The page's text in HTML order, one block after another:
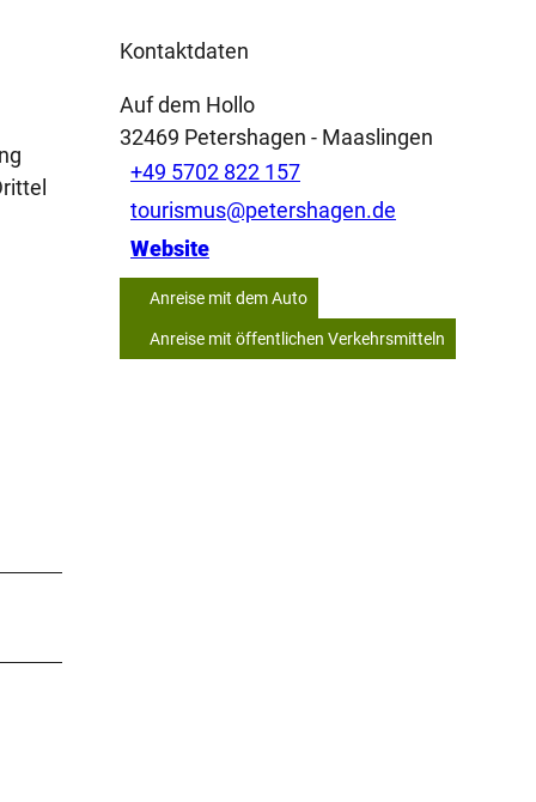
Kontaktdaten
Auf dem Hollo
32469 Petershagen - Maaslingen
+49 5702 822 157
tourismus@petershagen.de
Website
Anreise mit dem Auto
Anreise mit öffentlichen Verkehrsmitteln